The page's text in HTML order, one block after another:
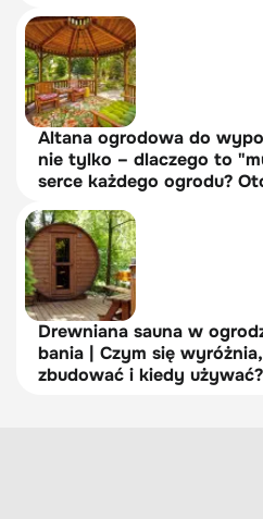
Altana ogrodowa do
nie tylko – dlaczego to
serce każdego ogrodu?
Drewniana sauna w
bania | Czym się
zbudować i kiedy używać?